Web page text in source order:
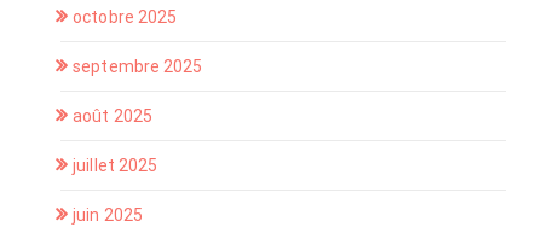
octobre 2025
septembre 2025
août 2025
juillet 2025
juin 2025